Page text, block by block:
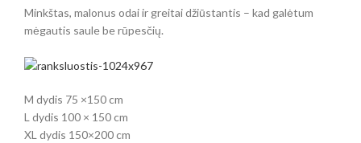
Minkštas, malonus odai ir greitai džiūstantis – kad galėtum
mėgautis saule be rūpesčių.
M dydis 75 ×150 cm
L dydis 100 × 150 cm
XL dydis 150×200 cm